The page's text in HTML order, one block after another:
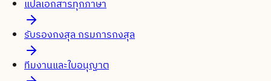
แปลเอกสารทุกภาษา
รับรองกงสุล กรมการกงสุล
ทีมงานและใบอนุญาต